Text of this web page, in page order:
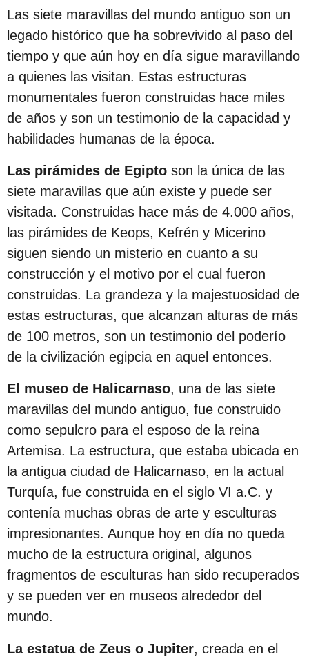
i
ó
n
3
a
ñ
o
d
e
s
d
e
l
a
p
u
b
l
i
c
a
c
i
ó
n
i
ó
n
Las siete maravillas del mundo antiguo son un
legado histórico que ha sobrevivido al paso del
tiempo y que aún hoy en día sigue maravillando
a quienes las visitan. Estas estructuras
monumentales fueron construidas hace miles
de años y son un testimonio de la capacidad y
habilidades humanas de la época.
Las pirámides de Egipto son la única de las
siete maravillas que aún existe y puede ser
visitada. Construidas hace más de 4.000 años,
las pirámides de Keops, Kefrén y Micerino
siguen siendo un misterio en cuanto a su
construcción y el motivo por el cual fueron
construidas. La grandeza y la majestuosidad de
estas estructuras, que alcanzan alturas de más
de 100 metros, son un testimonio del poderío
de la civilización egipcia en aquel entonces.
El museo de Halicarnaso, una de las siete
maravillas del mundo antiguo, fue construido
como sepulcro para el esposo de la reina
Artemisa. La estructura, que estaba ubicada en
la antigua ciudad de Halicarnaso, en la actual
Turquía, fue construida en el siglo VI a.C. y
contenía muchas obras de arte y esculturas
impresionantes. Aunque hoy en día no queda
mucho de la estructura original, algunos
fragmentos de esculturas han sido recuperados
y se pueden ver en museos alrededor del
mundo.
La estatua de Zeus o Jupiter, creada en el